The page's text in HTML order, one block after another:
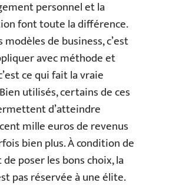
personnel et la
font toute la différence.
de business, c’est
avec méthode et
ce qui fait la vraie
utilisés, certains de ces
d’atteindre
mille euros de revenus
bien plus. À condition de
poser les bons choix, la
pas réservée à une élite.